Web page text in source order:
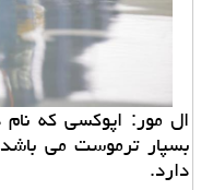
ال مور: اپوكسی كه
بسپار ترموست می
دارد.